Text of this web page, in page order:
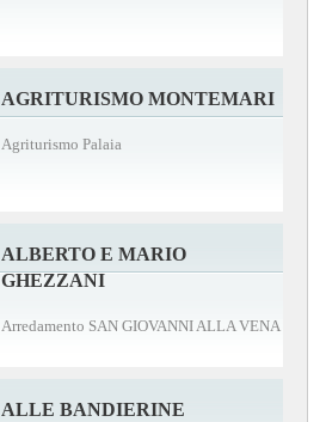
AGRITURISMO MONTEMARI
Agriturismo Palaia
ALBERTO E MARIO
GHEZZANI
Arredamento SAN GIOVANNI ALLA VENA
ALLE BANDIERINE